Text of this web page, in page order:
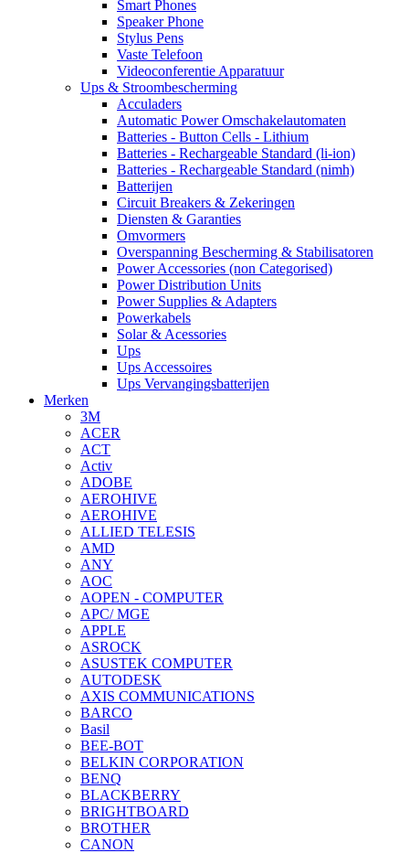
Smart Phones
Speaker Phone
Stylus Pens
Vaste Telefoon
Videoconferentie Apparatuur
Ups & Stroombescherming
Acculaders
Automatic Power Omschakelautomaten
Batteries - Button Cells - Lithium
Batteries - Rechargeable Standard (li-ion)
Batteries - Rechargeable Standard (nimh)
Batterijen
Circuit Breakers & Zekeringen
Diensten & Garanties
Omvormers
Overspanning Bescherming & Stabilisatoren
Power Accessories (non Categorised)
Power Distribution Units
Power Supplies & Adapters
Powerkabels
Solar & Acessories
Ups
Ups Accessoires
Ups Vervangingsbatterijen
Merken
3M
ACER
ACT
Activ
ADOBE
AEROHIVE
AEROHIVE
ALLIED TELESIS
AMD
ANY
AOC
AOPEN - COMPUTER
APC/ MGE
APPLE
ASROCK
ASUSTEK COMPUTER
AUTODESK
AXIS COMMUNICATIONS
BARCO
Basil
BEE-BOT
BELKIN CORPORATION
BENQ
BLACKBERRY
BRIGHTBOARD
BROTHER
CANON